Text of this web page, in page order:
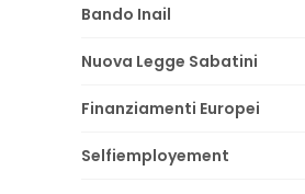
Bando Inail
Nuova Legge Sabatini
Finanziamenti Europei
Selfiemployement